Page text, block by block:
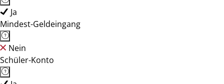
Ja
Mindest-Geldeingang
Nein
Schüler-Konto